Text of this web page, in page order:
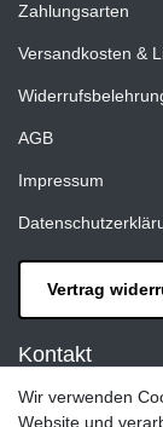
Zahlungsarten
Versandkosten &
AGB
Impressum
Vertrag
Kontakt
LAXARA:
Zeppelinstraße 4,
Wir verwenden
Website und